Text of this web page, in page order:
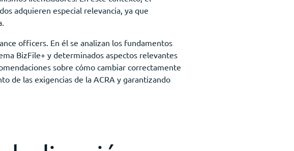
adquieren especial relevancia, ya que
officers. En él se analizan los fundamentos
BizFile+ y determinados aspectos relevantes
sobre cómo cambiar correctamente
de las exigencias de la ACRA y garantizando